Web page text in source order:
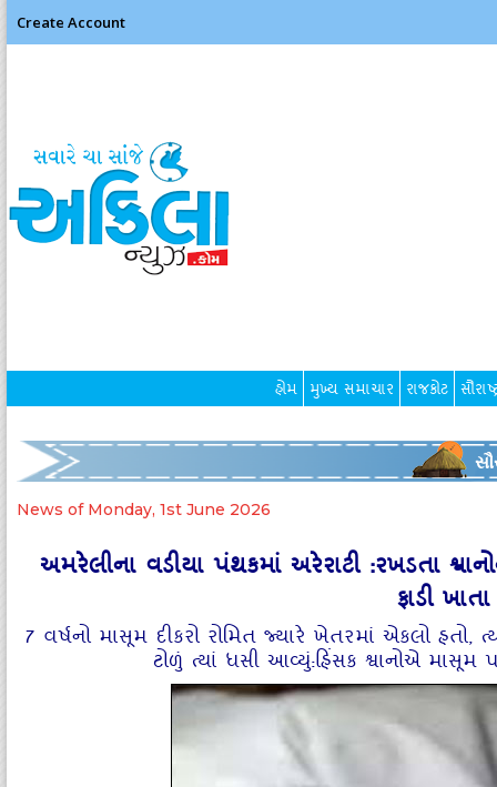
Create Account
હોમ મુખ્ય સમાચાર રાજકોટ
News of Monday, 1st June 2026
અમરેલીના વડીયા પંથકમાં અરેરાટી :રખડતા
ફાડી
7 વર્ષનો માસૂમ દીકરો રોમિત જ્યારે ખેતરમાં એકલો હતો,
ટોળું ત્યાં ધસી આવ્યું:હિંસક શ્વાનોએ માસૂમ